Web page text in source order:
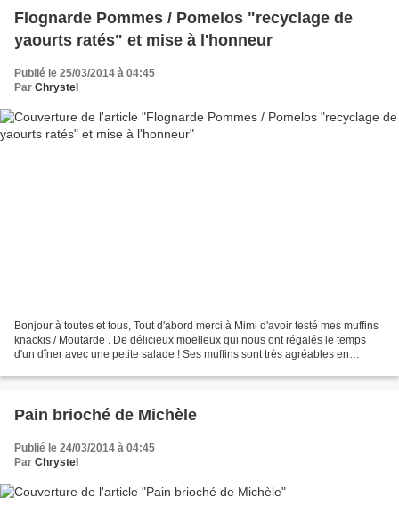
Flognarde Pommes / Pomelos "recyclage de
yaourts ratés" et mise à l'honneur
Publié le 25/03/2014 à 04:45
Par Chrystel
Bonjour à toutes et tous, Tout d'abord merci à Mimi d'avoir testé mes muffins
knackis / Moutarde . De délicieux moelleux qui nous ont régalés le temps
d'un dîner avec une petite salade ! Ses muffins sont très agréables en
Pain brioché de Michèle
Publié le 24/03/2014 à 04:45
Par Chrystel